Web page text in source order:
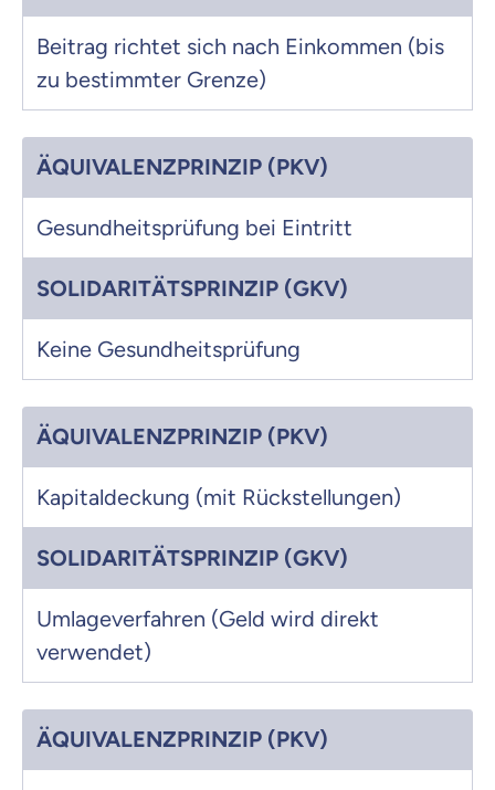
Beitrag richtet sich nach Einkommen (bis
zu bestimmter Grenze)
ÄQUIVALENZPRINZIP (PKV)
Gesundheitsprüfung bei Eintritt
SOLIDARITÄTSPRINZIP (GKV)
Keine Gesundheitsprüfung
ÄQUIVALENZPRINZIP (PKV)
Kapitaldeckung (mit Rückstellungen)
SOLIDARITÄTSPRINZIP (GKV)
Umlageverfahren (Geld wird direkt
verwendet)
ÄQUIVALENZPRINZIP (PKV)